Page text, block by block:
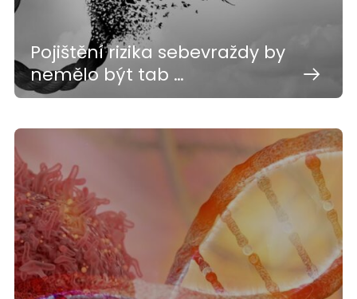
Pojištění rizika sebevraždy by
nemělo být tab …